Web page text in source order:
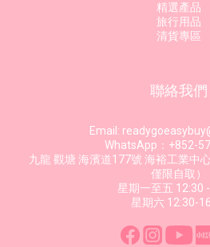
精選產品
旅行用品
清貨專區
聯絡我們
Email:
WhatsApp：+852-
九龍 觀塘 海濱道177號 海裕工業中
僅限自取）
星期一至五 12:30
星期六 12:30-